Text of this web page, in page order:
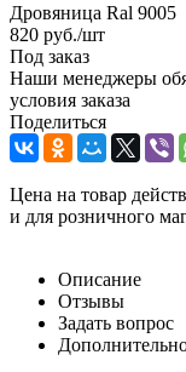
Дровяница Ral 9005
820 руб./шт
Под заказ
Наши менеджеры
условия заказа
Поделиться
Цена на товар
и для розничного
Описание
Отзывы
Задать вопрос